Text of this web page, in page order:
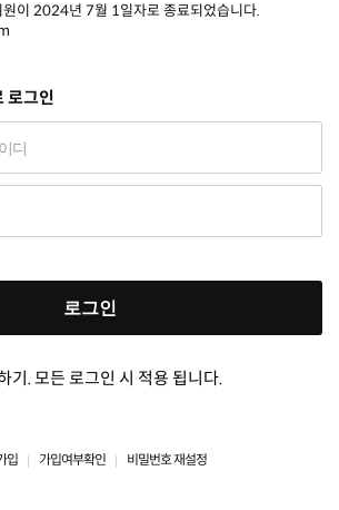
원이 2024년 7월 1일자로 종료되었습니다.
로그인
로그인
기. 모든 로그인 시 적용 됩니다.
입 가입여부확인 비밀번호 재설정